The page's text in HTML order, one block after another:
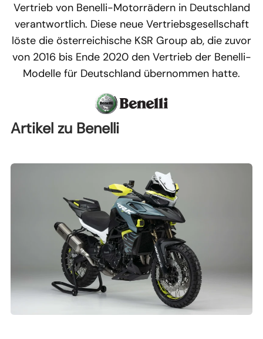
Vertrieb von Benelli-Motorrädern in Deutschland
verantwortlich. Diese neue Vertriebsgesellschaft
löste die österreichische KSR Group ab, die zuvor
von 2016 bis Ende 2020 den Vertrieb der Benelli-
Modelle für Deutschland übernommen hatte.
Artikel zu Benelli